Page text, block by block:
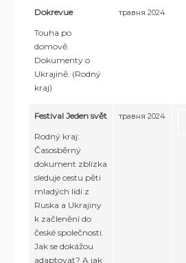
Dokrevue
Touha po
domově.
Dokumenty o
Ukrajině. (Rodný
kraj)
травня 2024
Festival Jeden svět
Rodný kraj:
Časosběrný
dokument zblízka
sleduje cestu pěti
mladých lidí z
Ruska a Ukrajiny
k začlenění do
české společnosti.
Jak se dokážou
adaptovat? A jak
травня 2024